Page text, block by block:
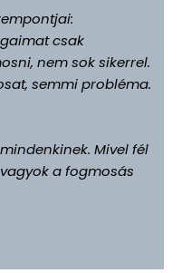
csak
nem sok sikerrel.
semmi probléma.
Mivel fél
a fogmosás